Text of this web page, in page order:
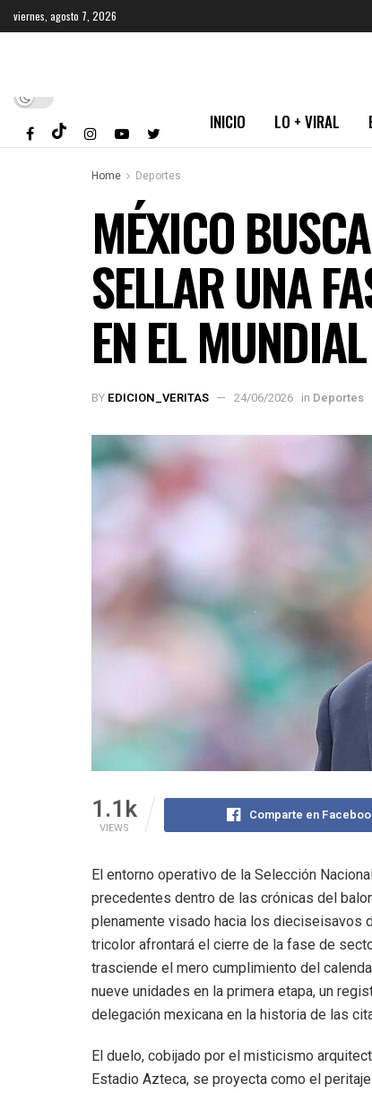
viernes, agosto 7, 2026
INICIO LO + VIRAL
Home Deportes
MÉXICO
SELLAR UNA
EN EL
BY EDICION_VERITAS 24/06/2026 in Deportes
1.1k
VIEWS
Comparte en
El entorno operativo de la Selección
precedentes dentro de las crónicas del
plenamente visado hacia los dieciseisavos
tricolor afrontará el cierre de la fase de
trasciende el mero cumplimiento del
nueve unidades en la primera etapa, un
delegación mexicana en la historia de las
El duelo, cobijado por el misticismo
Estadio Azteca, se proyecta como el